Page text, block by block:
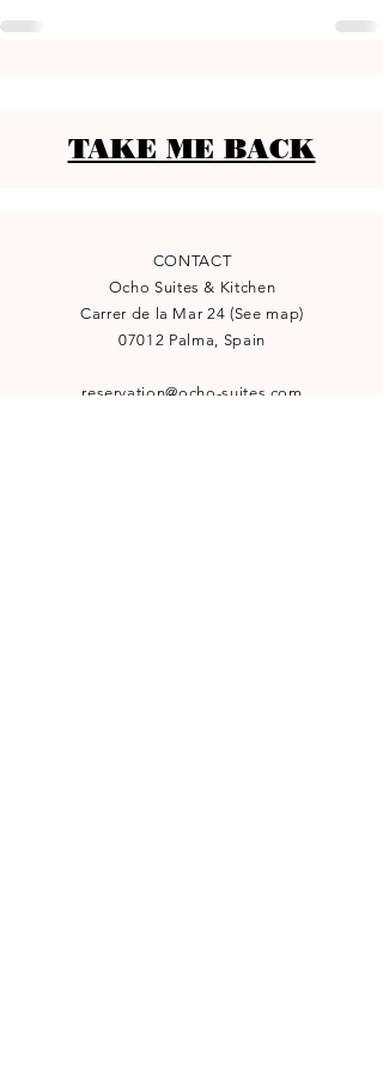
TAKE ME BACK
CONTACT
Ocho Suites & Kitchen
Carrer de la Mar 24 (See map)
07012 Palma, Spain
reservation@ocho-suites.com